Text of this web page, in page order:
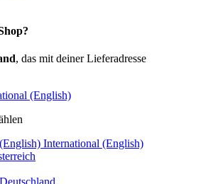
, das mit deiner Lieferadresse
(English)
International (English)
Deutschland